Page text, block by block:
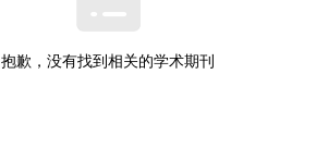
抱歉，没有找到相关的学术期刊